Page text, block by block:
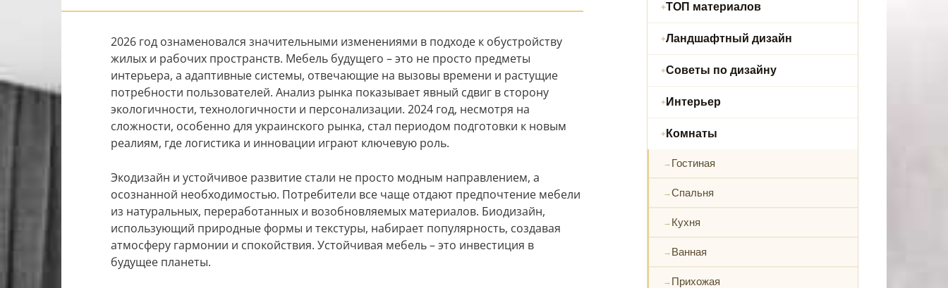
2026 год ознаменовался значительными изменениями в подходе к обустройству
жилых и рабочих пространств. Мебель будущего – это не просто предметы
интерьера, а адаптивные системы, отвечающие на вызовы времени и растущие
потребности пользователей. Анализ рынка показывает явный сдвиг в сторону
экологичности, технологичности и персонализации. 2024 год, несмотря на
сложности, особенно для украинского рынка, стал периодом подготовки к новым
реалиям, где логистика и инновации играют ключевую роль.
Экодизайн и устойчивое развитие стали не просто модным направлением, а
осознанной необходимостью. Потребители все чаще отдают предпочтение мебели
из натуральных, переработанных и возобновляемых материалов. Биодизайн,
использующий природные формы и текстуры, набирает популярность, создавая
атмосферу гармонии и спокойствия. Устойчивая мебель – это инвестиция в
будущее планеты.
ТОП материалов
Ландшафтный дизайн
Советы по дизайну
Интерьер
Комнаты
Гостиная
Спальня
Кухня
Ванная
Прихожая